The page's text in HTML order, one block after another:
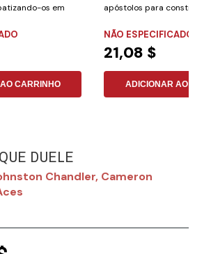
os em
CARRINHO
apóstolos para construir
NÃO ESPECIFICADO
21,08 $
ADICIONAR AO
DUELE
Chandler, Cameron